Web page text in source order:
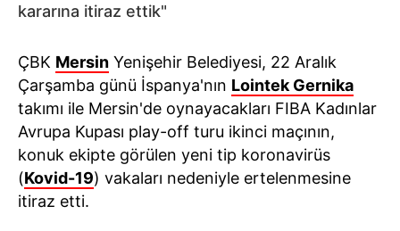
kararına itiraz ettik"
ÇBK Mersin Yenişehir Belediyesi, 22 Aralık
Çarşamba günü İspanya'nın Lointek Gernika
takımı ile Mersin'de oynayacakları FIBA Kadınlar
Avrupa Kupası play-off turu ikinci maçının,
konuk ekipte görülen yeni tip koronavirüs
(Kovid-19) vakaları nedeniyle ertelenmesine
itiraz etti.